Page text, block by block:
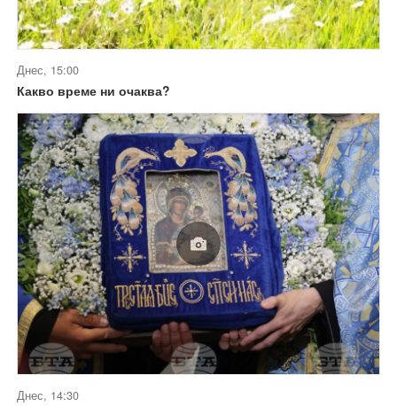
Днес, 15:00
Какво време ни очаква?
Днес, 14:30